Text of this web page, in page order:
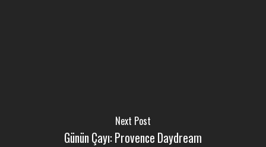
Next Post
Günün Çayı: Provence Daydream